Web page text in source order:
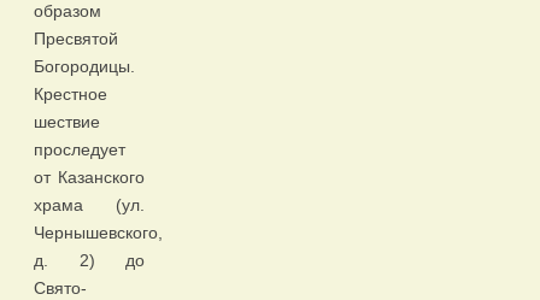
образом
Пресвятой
Богородицы.
Крестное
шествие
проследует
от Казанского
храма (ул.
Чернышевского,
д. 2) до
Свято-